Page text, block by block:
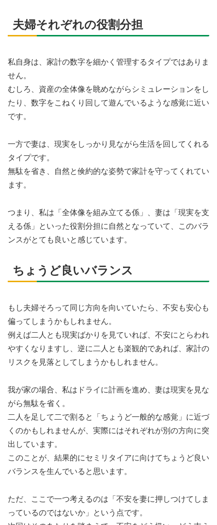
夫婦それぞれの役割分担
私自身は、家計の数字を細かく管理するタイプではありま
せん。
むしろ、資産の全体像を眺めながらシミュレーションをし
たり、数字をこねくり回して遊んでいるような感覚に近い
です。
一方で妻は、現実をしっかり見ながら生活を回してくれる
タイプです。
無駄を省き、自然と倹約的な姿勢で家計を守ってくれてい
ます。
つまり、私は「全体像を組み立てる係」、妻は「現実を支
える係」といった役割分担に自然となっていて、このバラ
ンスがとても良いと感じています。
ちょうど良いバランス
もし夫婦そろって同じ方向を向いていたら、不安も安心も
偏ってしまうかもしれません。
例えば二人とも現実ばかりを見ていれば、不安にとらわれ
やすくなりますし、逆に二人とも楽観的であれば、家計の
リスクを見落としてしまうかもしれません。
我が家の場合、私はドライに計画を進め、妻は現実を見な
がら無駄を省く。
二人を足して二で割ると「ちょうど一般的な感覚」に近づ
くのかもしれませんが、実際にはそれぞれが別の方向に突
出しています。
このことが、結果的にセミリタイアに向けてちょうど良い
バランスを生んでいると思います。
ただ、ここで一つ考えるのは「不安を妻に押しつけてしま
っているのではないか」という点です。